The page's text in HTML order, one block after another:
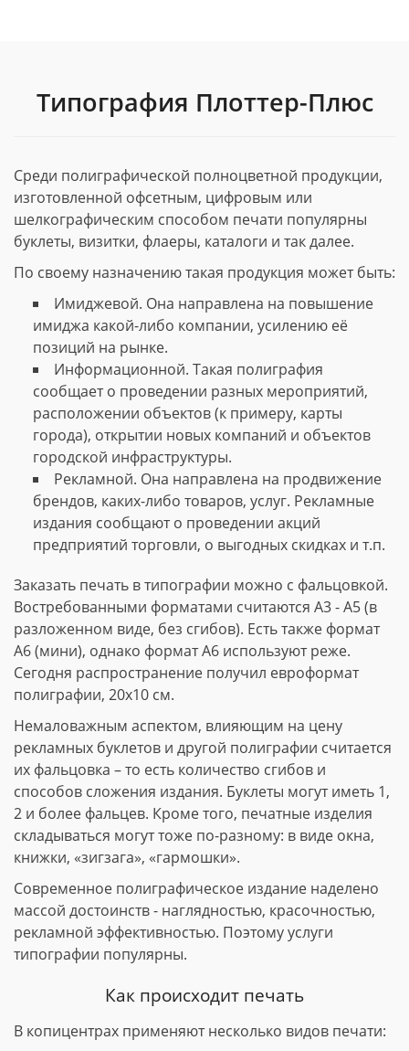
Типография Плоттер-Плюс
Среди полиграфической полноцветной продукции,
изготовленной офсетным, цифровым или
шелкографическим способом печати популярны
буклеты, визитки, флаеры, каталоги и так далее.
По своему назначению такая продукция может быть:
Имиджевой. Она направлена на повышение
имиджа какой-либо компании, усилению её
позиций на рынке.
Информационной. Такая полиграфия
сообщает о проведении разных мероприятий,
расположении объектов (к примеру, карты
города), открытии новых компаний и объектов
городской инфраструктуры.
Рекламной. Она направлена на продвижение
брендов, каких-либо товаров, услуг. Рекламные
издания сообщают о проведении акций
предприятий торговли, о выгодных скидках и т.п.
Заказать печать в типографии можно с фальцовкой.
Востребованными форматами считаются А3 - А5 (в
разложенном виде, без сгибов). Есть также формат
А6 (мини), однако формат А6 используют реже.
Сегодня распространение получил евроформат
полиграфии, 20х10 см.
Немаловажным аспектом, влияющим на цену
рекламных буклетов и другой полиграфии считается
их фальцовка – то есть количество сгибов и
способов сложения издания. Буклеты могут иметь 1,
2 и более фальцев. Кроме того, печатные изделия
складываться могут тоже по-разному: в виде окна,
книжки, «зигзага», «гармошки».
Современное полиграфическое издание наделено
массой достоинств - наглядностью, красочностью,
рекламной эффективностью. Поэтому услуги
типографии популярны.
Как происходит печать
В копицентрах применяют несколько видов печати: